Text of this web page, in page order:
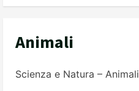
Animali
Scienza e Natura – Animali